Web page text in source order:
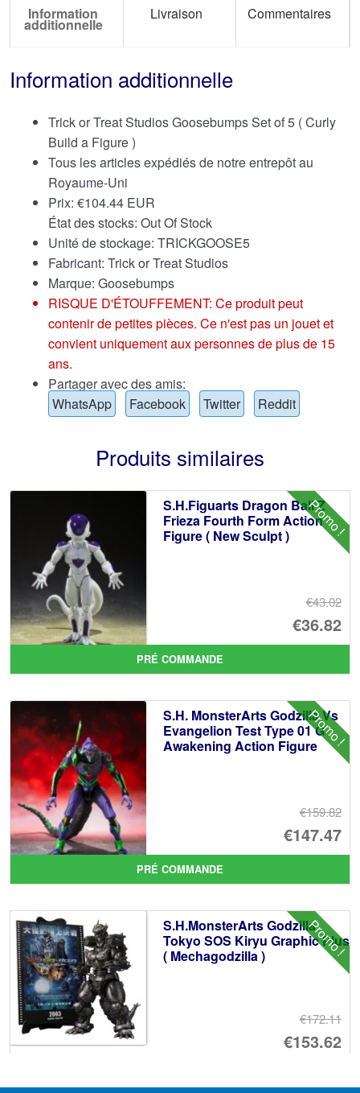
Information
additionnelle
Livraison Commentaires
Information additionnelle
Trick or Treat Studios Goosebumps Set of 5 ( Curly
Build a Figure )
Tous les articles expédiés de notre entrepôt au
Royaume-Uni
Prix: €104.44 EUR
État des stocks: Out Of Stock
Unité de stockage: TRICKGOOSE5
Fabricant: Trick or Treat Studios
Marque: Goosebumps
RISQUE D'ÉTOUFFEMENT: Ce produit peut
contenir de petites pièces. Ce n'est pas un jouet et
convient uniquement aux personnes de plus de 15
ans.
Partager avec des amis:
WhatsApp
Facebook Twitter Reddit
Produits similaires
Promo !
S.H.Figuarts Dragon Ball Z
Frieza Fourth Form Action
Figure ( New Sculpt )
€43.02
Le
€36.82
Le
PRÉ COMMANDE
Promo !
S.H. MonsterArts Godzilla Vs
Evangelion Test Type 01 G
Awakening Action Figure
€159.82
Le
€147.47
Le
PRÉ COMMANDE
Promo !
S.H.MonsterArts Godzilla
Tokyo SOS Kiryu Graphic Plus
( Mechagodzilla )
€172.11
Le
€153.62